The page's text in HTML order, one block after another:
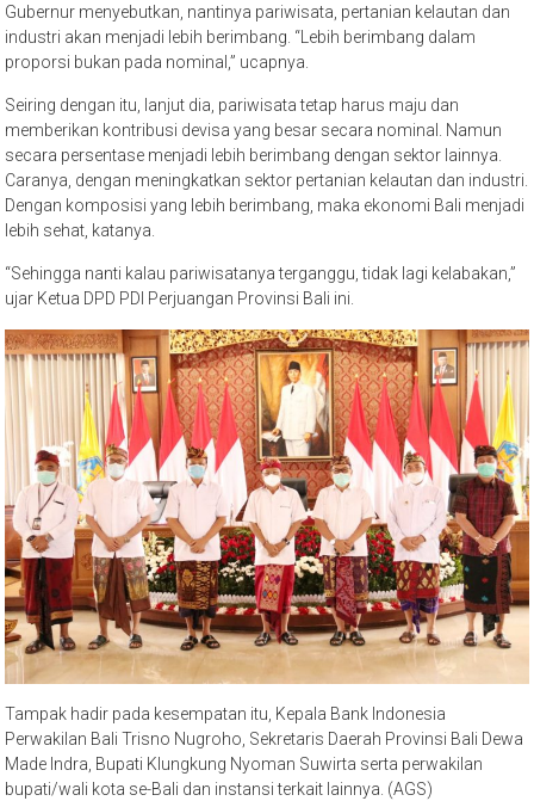
Gubernur menyebutkan, nantinya pariwisata, pertanian kelautan dan
industri akan menjadi lebih berimbang. “Lebih berimbang dalam
proporsi bukan pada nominal,” ucapnya.
Seiring dengan itu, lanjut dia, pariwisata tetap harus maju dan
memberikan kontribusi devisa yang besar secara nominal. Namun
secara persentase menjadi lebih berimbang dengan sektor lainnya.
Caranya, dengan meningkatkan sektor pertanian kelautan dan industri.
Dengan komposisi yang lebih berimbang, maka ekonomi Bali menjadi
lebih sehat, katanya.
“Sehingga nanti kalau pariwisatanya terganggu, tidak lagi kelabakan,”
ujar Ketua DPD PDI Perjuangan Provinsi Bali ini.
Tampak hadir pada kesempatan itu, Kepala Bank Indonesia
Perwakilan Bali Trisno Nugroho, Sekretaris Daerah Provinsi Bali Dewa
Made Indra, Bupati Klungkung Nyoman Suwirta serta perwakilan
bupati/wali kota se-Bali dan instansi terkait lainnya. (AGS)